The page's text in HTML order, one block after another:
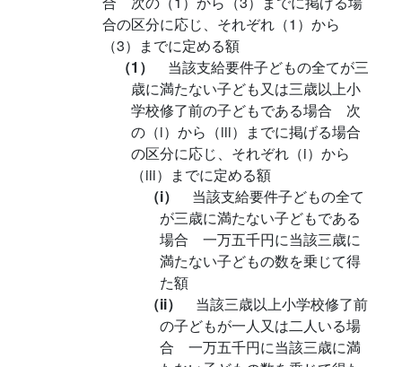
合の区分に応じ、それぞれ（1）から
（3）までに定める額
（1） 当該支給要件子どもの全てが三
歳に満たない子ども又は三歳以上小
学校修了前の子どもである場合 次
の（i）から（iii）までに掲げる場合
の区分に応じ、それぞれ（i）から
（iii）までに定める額
（i） 当該支給要件子どもの全て
が三歳に満たない子どもである
場合 一万五千円に当該三歳に
満たない子どもの数を乗じて得
た額
（ii） 当該三歳以上小学校修了前
の子どもが一人又は二人いる場
合 一万五千円に当該三歳に満